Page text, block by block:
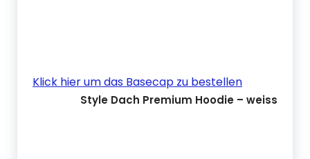
Klick hier um das Basecap zu bestellen
Style Dach Premium Hoodie – weiss